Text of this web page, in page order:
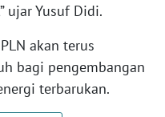
ujar Yusuf Didi.
akan terus
bagi pengembangan
terbarukan.